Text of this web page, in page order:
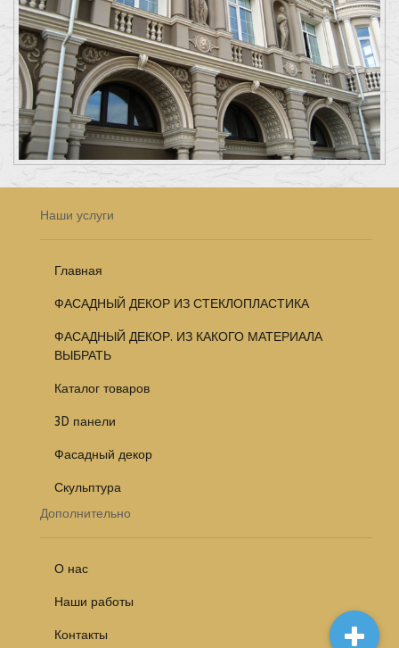
Наши услуги
Главная
ФАСАДНЫЙ ДЕКОР ИЗ СТЕКЛОПЛАСТИКА
ФАСАДНЫЙ ДЕКОР. ИЗ КАКОГО МАТЕРИАЛА
ВЫБРАТЬ
Каталог товаров
3D панели
Фасадный декор
Скульптура
Дополнительно
О нас
Наши работы
Контакты